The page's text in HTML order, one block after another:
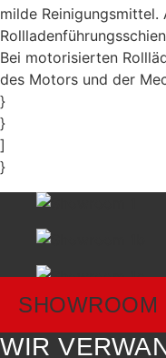
milde Reinigungsmittel.
Bei motorisierten
des Motors und der
}
}
]
}
SHOWROOM
WIR